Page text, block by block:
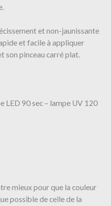
et non-jaunissante
et facile à appliquer
son pinceau carré plat.
LED 90 sec – lampe UV 120
mieux pour que la couleur
possible de celle de la